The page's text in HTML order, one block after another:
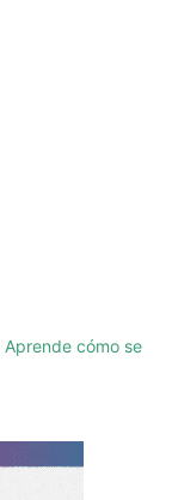
Aprende cómo se